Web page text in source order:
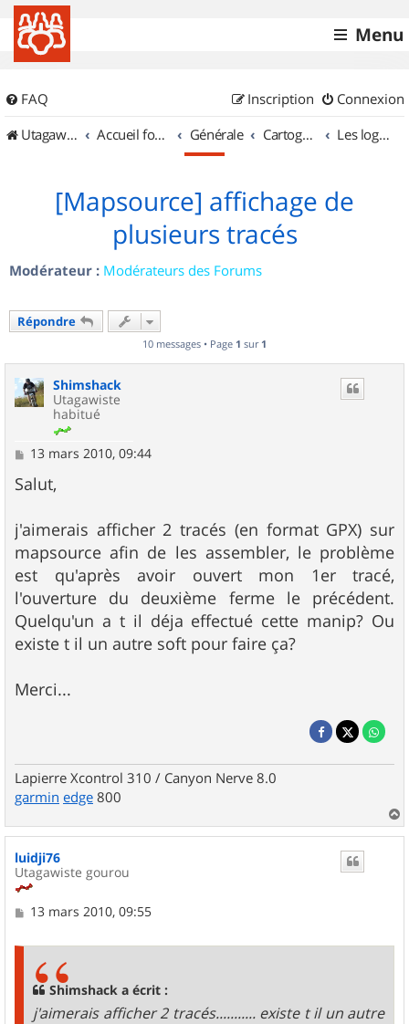
Menu
FAQ Connexion
Inscription
UtagawaVTT (Randos VTT et VTTAE avec traces GPS)
Accueil forum Générale Cartographie et GPS Les logiciels
[Mapsource] affichage de
plusieurs tracés
Modérateur : Modérateurs des Forums
Répondre
10 messages • Page 1 sur 1
Shimshack
Utagawiste
habitué
M
s
s
g
e
13 mars 2010, 09:44
Salut,
j'aimerais afficher 2 tracés (en format GPX) sur
mapsource afin de les assembler, le problème
est qu'après avoir ouvert mon 1er tracé,
l'ouverture du deuxième ferme le précédent.
Quelqu'un a t il déja effectué cette manip? Ou
existe t il un autre soft pour faire ça?
Merci...
Lapierre Xcontrol 310 / Canyon Nerve 8.0
garmin edge 800
a
u
luidji76
Utagawiste gourou
M13 mars 2010, 09:55
Shimshack a écrit :
j'aimerais afficher 2 tracés........... existe t il un autre